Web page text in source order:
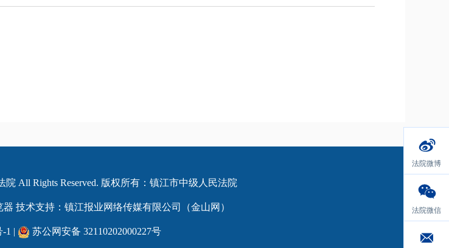
法院微博
法院微信
All Rights Reserved. 版权所有：镇江市中级人民法院
技术支持：镇江报业网络传媒有限公司（金山网）
1 | 苏公网安备 32110202000227号